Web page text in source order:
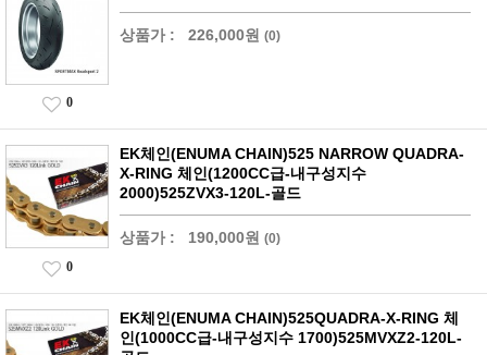
상품가 : 226,000원 (0)
0
EK체인(ENUMA CHAIN)525 NARROW QUADRA-
X-RING 체인(1200CC급-내구성지수
2000)525ZVX3-120L-골드
상품가 : 190,000원 (0)
0
EK체인(ENUMA CHAIN)525QUADRA-X-RING 체
인(1000CC급-내구성지수 1700)525MVXZ2-120L-